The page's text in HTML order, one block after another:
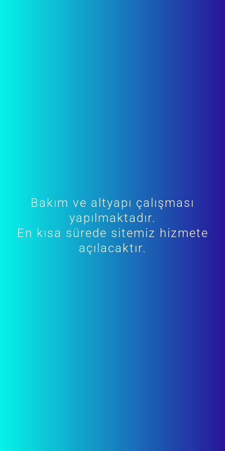
Bakım ve altyapı çalışması
yapılmaktadır.
En kısa sürede sitemiz hizmete
açılacaktır.